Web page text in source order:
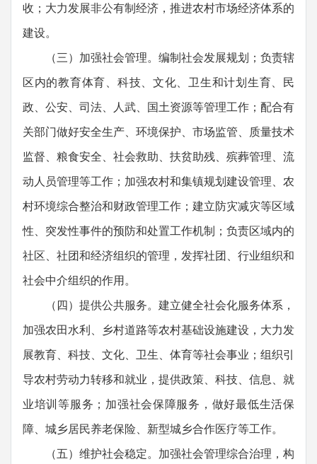
收；大力发展非公有制经济，推进农村市场经济体系的
建设。
（三）加强社会管理。编制社会发展规划；负责辖
区内的教育体育、科技、文化、卫生和计划生育、民
政、公安、司法、人武、国土资源等管理工作；配合有
关部门做好安全生产、环境保护、市场监管、质量技术
监督、粮食安全、社会救助、扶贫助残、殡葬管理、流
动人员管理等工作；加强农村和集镇规划建设管理、农
村环境综合整治和财政管理工作；建立防灾减灾等区域
性、突发性事件的预防和处置工作机制；负责区域内的
社区、社团和经济组织的管理，发挥社团、行业组织和
社会中介组织的作用。
（四）提供公共服务。建立健全社会化服务体系，
加强农田水利、乡村道路等农村基础设施建设，大力发
展教育、科技、文化、卫生、体育等社会事业；组织引
导农村劳动力转移和就业，提供政策、科技、信息、就
业培训等服务；加强社会保障服务，做好最低生活保
障、城乡居民养老保险、新型城乡合作医疗等工作。
（五）维护社会稳定。加强社会管理综合治理，构